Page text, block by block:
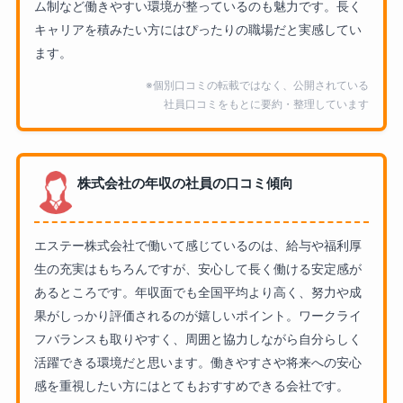
ム制など働きやすい環境が整っているのも魅力です。長く
キャリアを積みたい方にはぴったりの職場だと実感してい
ます。
※個別口コミの転載ではなく、公開されている
社員口コミをもとに要約・整理しています
株式会社の年収の社員の口コミ傾向
エステー株式会社で働いて感じているのは、給与や福利厚
生の充実はもちろんですが、安心して長く働ける安定感が
あるところです。年収面でも全国平均より高く、努力や成
果がしっかり評価されるのが嬉しいポイント。ワークライ
フバランスも取りやすく、周囲と協力しながら自分らしく
活躍できる環境だと思います。働きやすさや将来への安心
感を重視したい方にはとてもおすすめできる会社です。